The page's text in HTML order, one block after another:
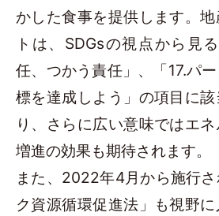
かした食事を提供します。
トは、SDGsの視点から見
任、つかう責任」、「17.パ
標を達成しよう」の項目に
り、さらに広い意味ではエ
増進の効果も期待されます。
また、2022年4月から施行
ク資源循環促進法」も視野